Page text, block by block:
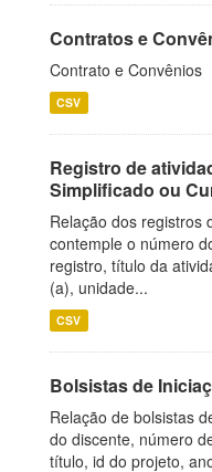
Contratos e
Contrato e Convênios
CSV
Registro de
Simplificado ou
Relação dos registros
contemple o número
registro, título da
(a), unidade...
CSV
Bolsistas de
Relação de bolsistas
do discente, número
título, id do projeto,